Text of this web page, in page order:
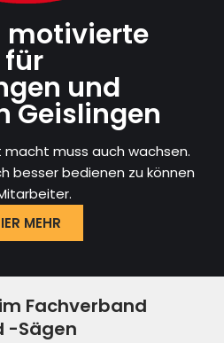
motivierte
und
Geislingen
muss auch wachsen.
besser bedienen zu können
MEHR
Fachverband
-Sägen